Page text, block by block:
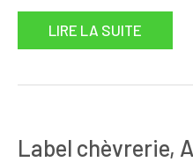
LIRE LA SUITE
Label chèvrerie,